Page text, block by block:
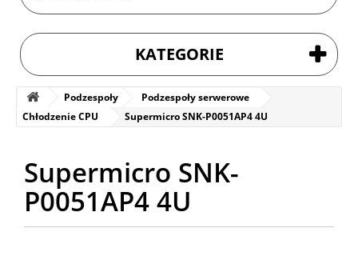
KATEGORIE
Podzespoły
Podzespoły serwerowe
Chłodzenie CPU
Supermicro SNK-P0051AP4 4U
Supermicro SNK-
P0051AP4 4U